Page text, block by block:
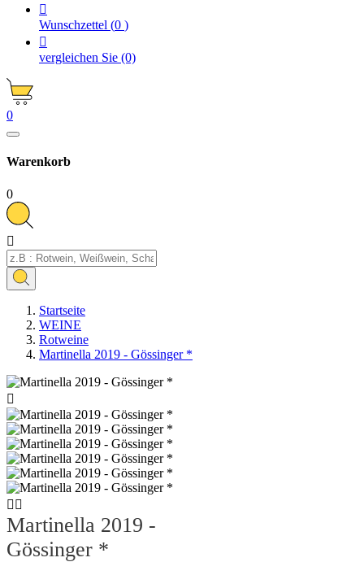

Wunschzettel (0 )

vergleichen Sie (0)
0
Warenkorb
0

Startseite
WEINE
Rotweine
Martinella 2019 - Gössinger *

 
Martinella 2019 -
Gössinger *